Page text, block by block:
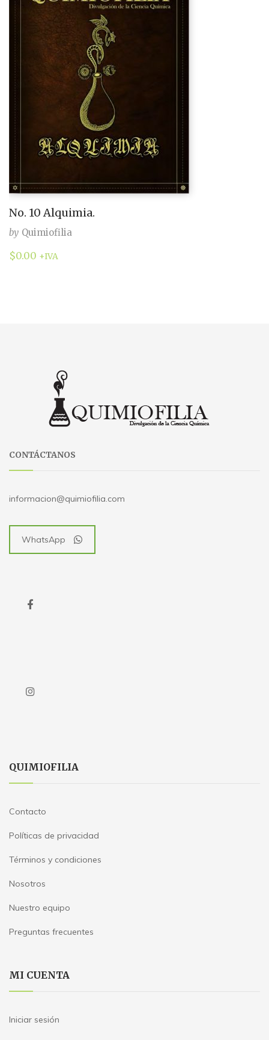
No. 10 Alquimia.
by Quimiofilia
$0.00 +IVA
CONTÁCTANOS
informacion@quimiofilia.com
WhatsApp
QUIMIOFILIA
Contacto
Políticas de privacidad
Términos y condiciones
Nosotros
Nuestro equipo
Preguntas frecuentes
MI CUENTA
Iniciar sesión